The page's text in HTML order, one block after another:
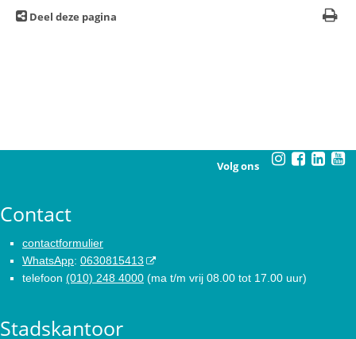
Deel deze pagina
Volg ons
Contact
contactformulier
WhatsApp: 0630815413
telefoon (010) 248 4000 (ma t/m vrij 08.00 tot 17.00 uur)
Stadskantoor